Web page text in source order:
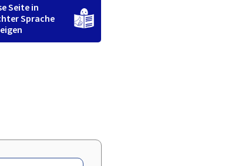
Seite in
Sprache